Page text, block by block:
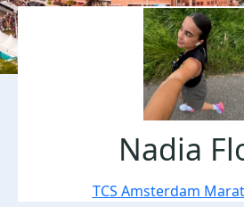
Nadia
TCS Amsterdam